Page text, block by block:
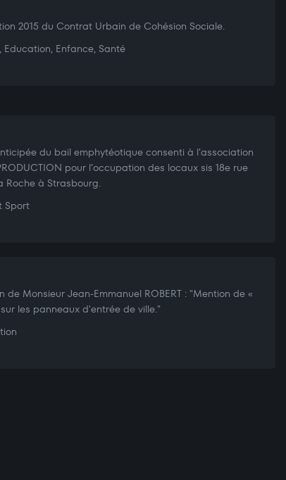
2015 du Contrat Urbain de Cohésion Sociale.
Education, Enfance, Santé
du bail emphytéotique consenti à l’association
pour l’occupation des locaux sis 18e rue
Roche à Strasbourg.
Sport
de Monsieur Jean-Emmanuel ROBERT : "Mention de «
les panneaux d'entrée de ville."